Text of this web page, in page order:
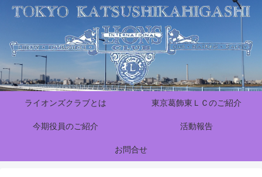
ライオンズクラブとは 東京葛飾東ＬＣのご紹介
今期役員のご紹介 活動報告
お問合せ